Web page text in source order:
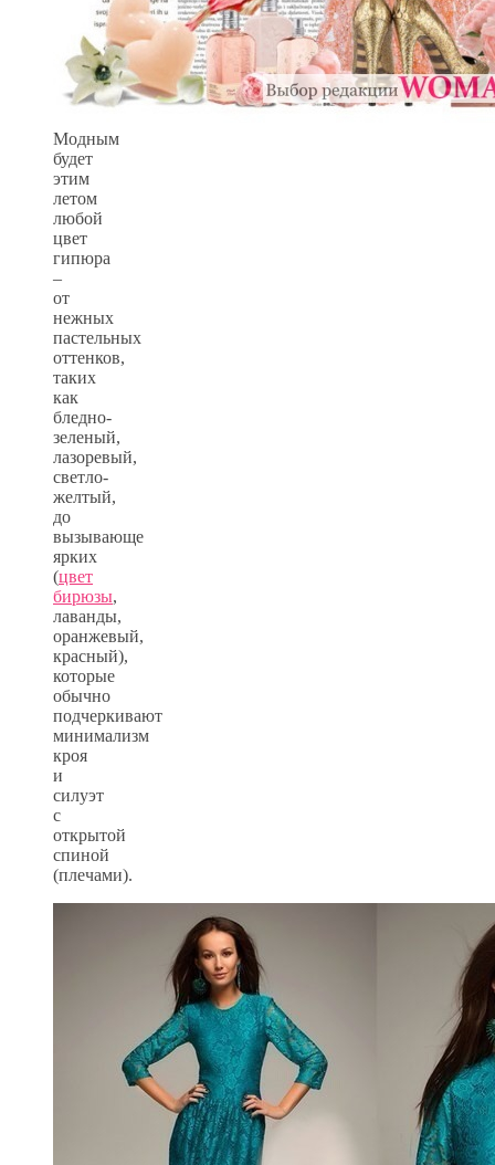
Модным
будет
этим
летом
любой
цвет
гипюра
–
от
нежных
пастельных
оттенков,
таких
как
бледно-
зеленый,
лазоревый,
светло-
желтый,
до
вызывающе
ярких
(цвет
бирюзы,
лаванды,
оранжевый,
красный),
которые
обычно
подчеркивают
минимализм
кроя
и
силуэт
с
открытой
спиной
(плечами).